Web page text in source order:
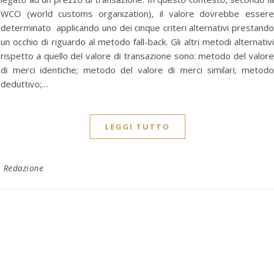
WCO (world customs organization), il valore dovrebbe essere
determinato applicando uno dei cinque criteri alternativi prestando
un occhio di riguardo al metodo fall-back. Gli altri metodi alternativi
rispetto a quello del valore di transazione sono: metodo del valore
di merci identiche; metodo del valore di merci similari; metodo
deduttivo;…
LEGGI TUTTO
Redazione